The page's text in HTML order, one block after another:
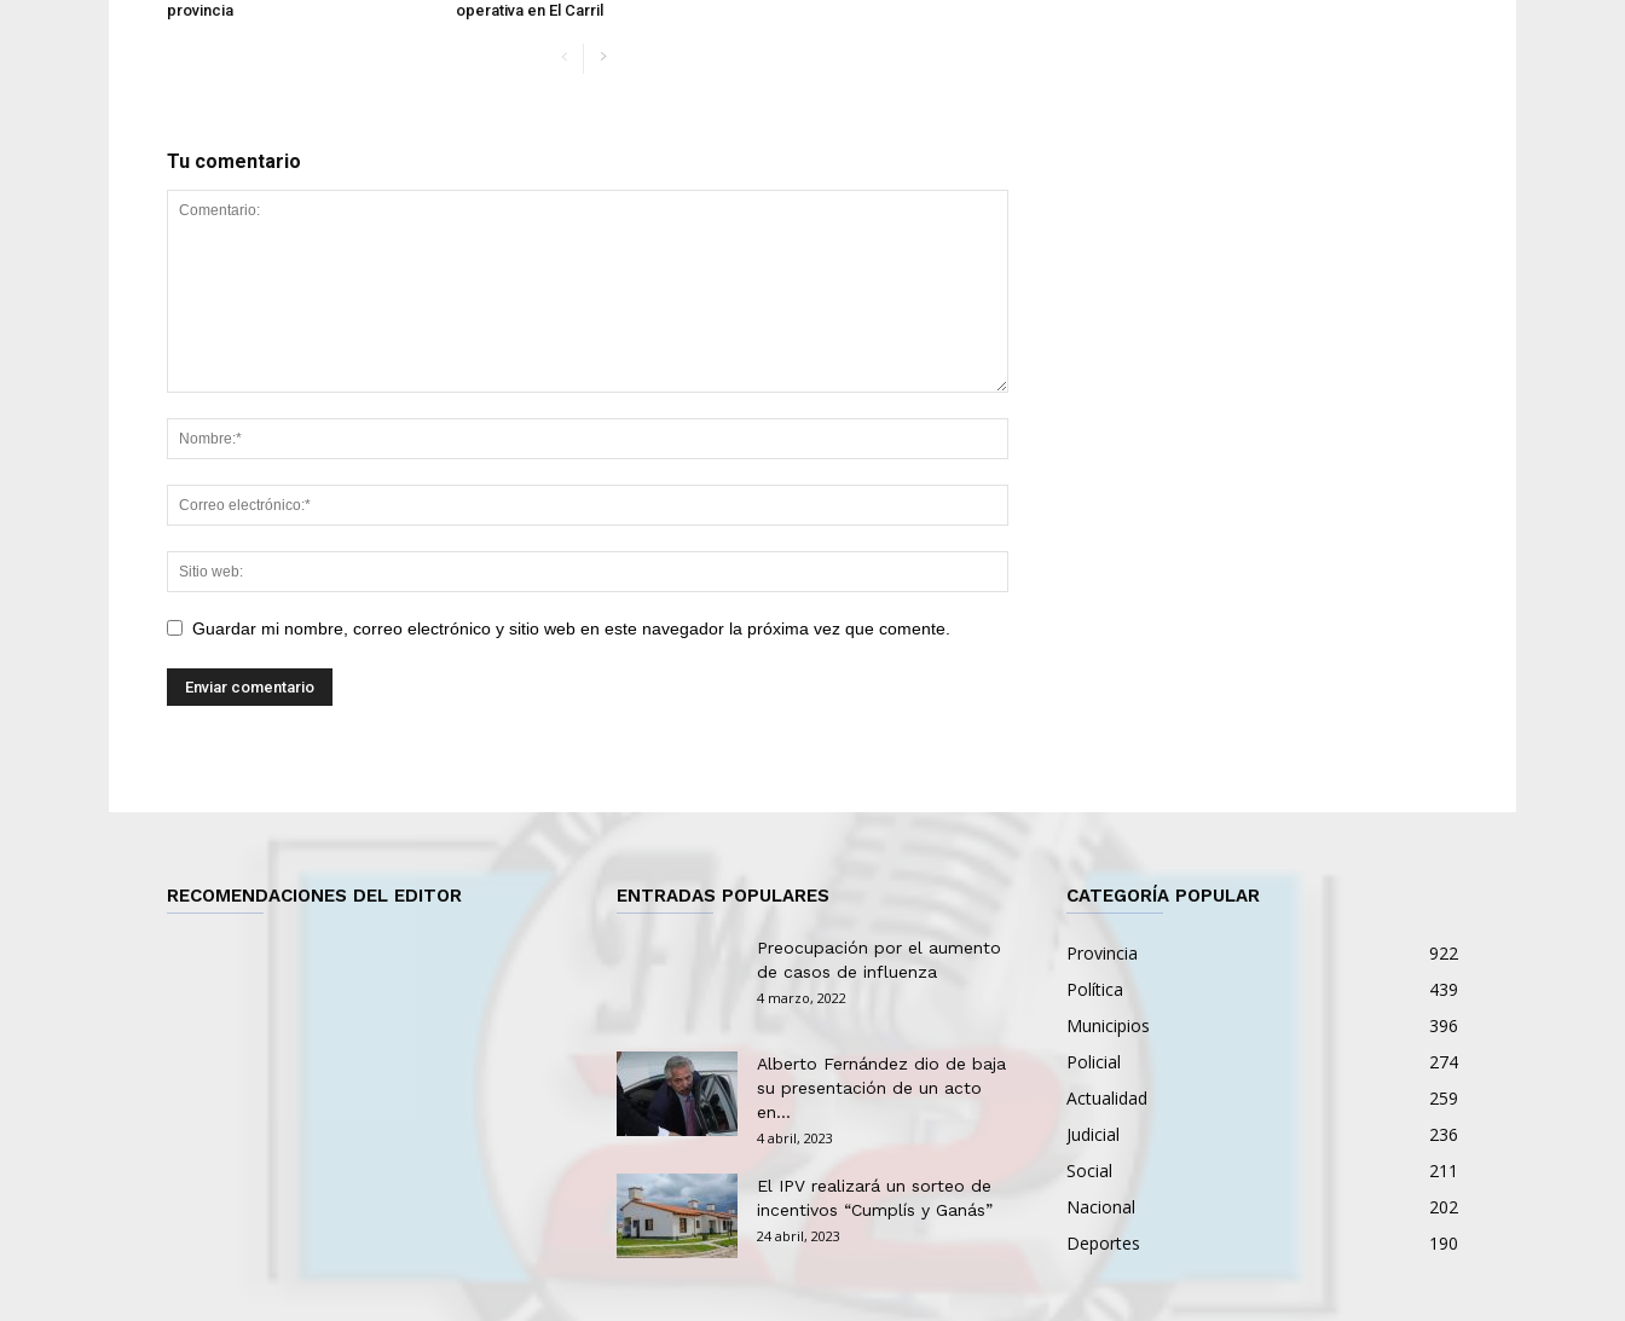
provincia
operativa en El Carril
Tu comentario
Guardar mi nombre, correo electrónico y sitio web en este navegador la próxima vez que comente.
RECOMENDACIONES DEL EDITOR ENTRADAS POPULARES
Preocupación por el aumento
de casos de influenza
4 marzo, 2022
Alberto Fernández dio de baja
su presentación de un acto
en...
4 abril, 2023
El IPV realizará un sorteo de
incentivos “Cumplís y Ganás”
24 abril, 2023
CATEGORÍA POPULAR
Provincia
922
Política
439
Municipios
396
Policial
274
Actualidad
259
Judicial
236
Social
211
Nacional
202
Deportes
190